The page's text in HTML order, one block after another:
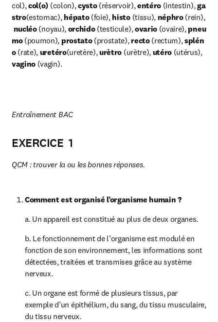
col), col(o) (colon), cysto (réservoir), entéro (intestin), ga
stro(estomac), hépato (foie), histo (tissu), néphro (rein),
nucléo (noyau), orchido (testicule), ovario (ovaire), pneu
mo (poumon), prostato (prostate), recto (rectum), splén
o (rate), uretéro(uretère), urètro (urètre), utéro (utérus),
vagino (vagin).
Entraînement BAC
EXERCICE 1
QCM : trouver la ou les bonnes réponses.
Comment est organisé l’organisme humain ?
a. Un appareil est constitué au plus de deux organes.
b. Le fonctionnement de l’organisme est modulé en
fonction de son environnement, les informations sont
détectées, traitées et transmises grâce au système
nerveux.
c. Un organe est formé de plusieurs tissus, par
exemple d’un épithélium, du sang, du tissu musculaire,
du tissu nerveux.